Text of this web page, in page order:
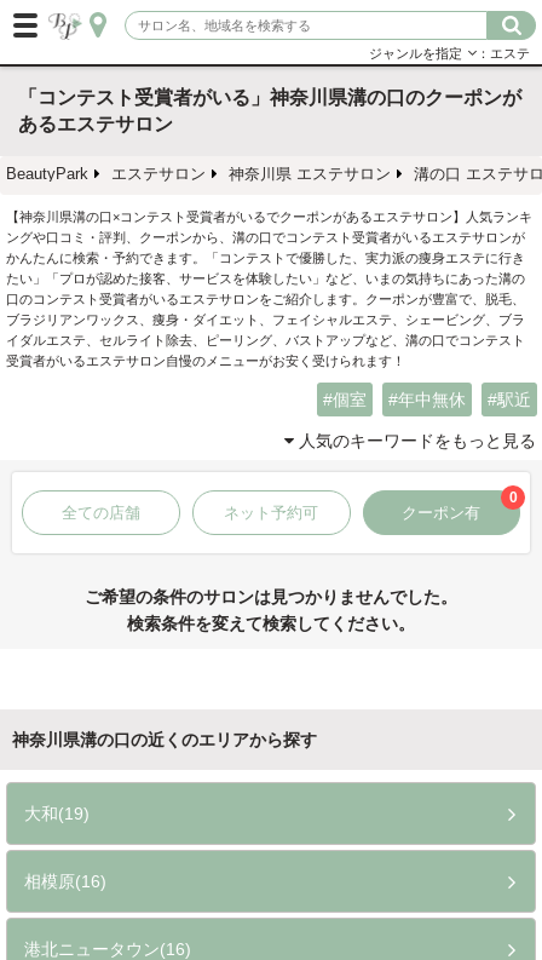
ジャンルを指定 ：エステ
「コンテスト受賞者がいる」神奈川県溝の口のクーポンが
あるエステサロン
BeautyPark エステサロン 神奈川県 エステサロン 溝の口 エステサ
【神奈川県溝の口×コンテスト受賞者がいるでクーポンがあるエステサロン】人気ランキ
ングや口コミ・評判、クーポンから、溝の口でコンテスト受賞者がいるエステサロンが
かんたんに検索・予約できます。「コンテストで優勝した、実力派の痩身エステに行き
たい」「プロが認めた接客、サービスを体験したい」など、いまの気持ちにあった溝の
口のコンテスト受賞者がいるエステサロンをご紹介します。クーポンが豊富で、脱毛、
ブラジリアンワックス、痩身・ダイエット、フェイシャルエステ、シェービング、ブラ
イダルエステ、セルライト除去、ピーリング、バストアップなど、溝の口でコンテスト
受賞者がいるエステサロン自慢のメニューがお安く受けられます！
個室 年中無休 駅近
人気のキーワードをもっと見る
全ての店舗 ネット予約可 クーポン有
0
ご希望の条件のサロンは見つかりませんでした。
検索条件を変えて検索してください。
神奈川県溝の口の近くのエリアから探す
大和(19)
相模原(16)
港北ニュータウン(16)